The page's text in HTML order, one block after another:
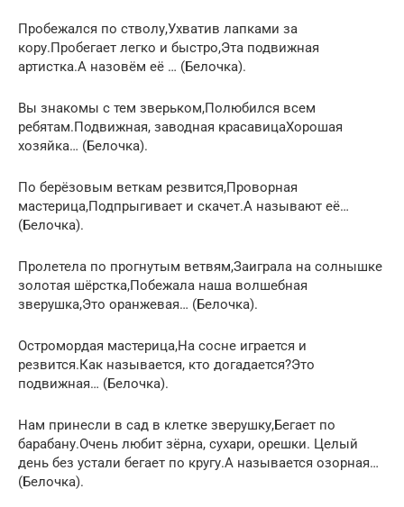
Пробежался по стволу,Ухватив лапками за
кору.Пробегает легко и быстро,Эта подвижная
артистка.А назовём её … (Белочка).
Вы знакомы с тем зверьком,Полюбился всем
ребятам.Подвижная, заводная красавицаХорошая
хозяйка… (Белочка).
По берёзовым веткам резвится,Проворная
мастерица,Подпрыгивает и скачет.А называют её…
(Белочка).
Пролетела по прогнутым ветвям,Заиграла на солнышке
золотая шёрстка,Побежала наша волшебная
зверушка,Это оранжевая… (Белочка).
Остромордая мастерица,На сосне играется и
резвится.Как называется, кто догадается?Это
подвижная… (Белочка).
Нам принесли в сад в клетке зверушку,Бегает по
барабану.Очень любит зёрна, сухари, орешки. Целый
день без устали бегает по кругу.А называется озорная…
(Белочка).